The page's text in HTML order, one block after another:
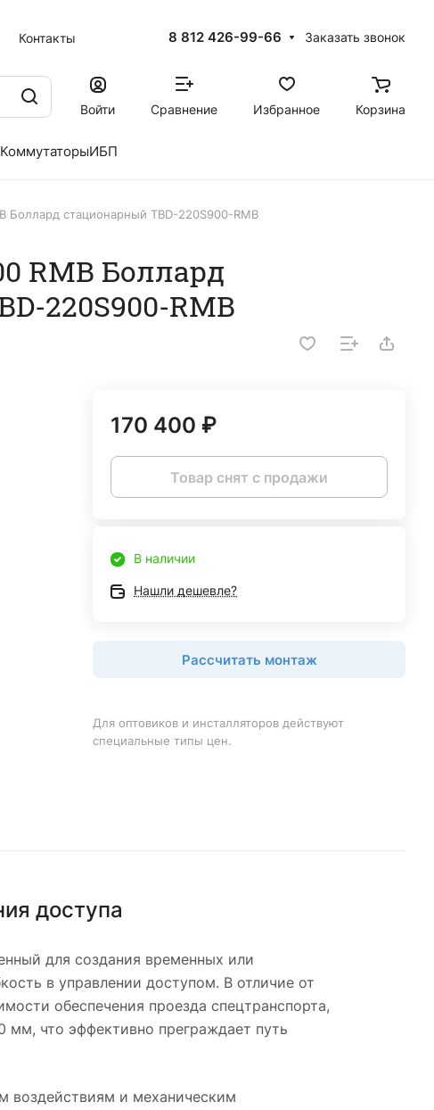
Контакты 8 812 426-99-66 Заказать звонок
Войти
Сравнение Избранное Корзина
КоммутаторыИБП
Боллард стационарный TBD-220S900-RMB
RMB Боллард
220S900-RMB
170 400 ₽
Товар снят с продажи
В наличии
Нашли дешевле?
Рассчитать монтаж
Для оптовиков и инсталляторов действуют
специальные типы цен.
доступа
для создания временных или
в управлении доступом. В отличие от
обеспечения проезда спецтранспорта,
что эффективно преграждает путь
воздействиям и механическим